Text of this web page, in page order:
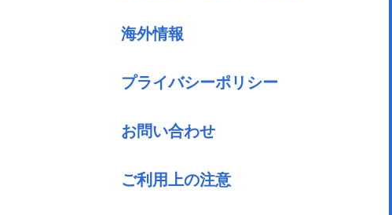
海外情報
プライバシーポリシー
お問い合わせ
ご利用上の注意